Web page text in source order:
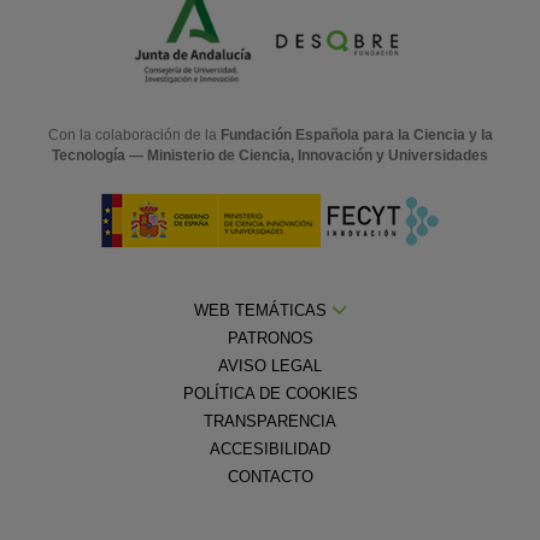
Con la colaboración de la Fundación Española para la Ciencia y la
Tecnología — Ministerio de Ciencia, Innovación y Universidades
WEB TEMÁTICAS
PATRONOS
AVISO LEGAL
POLÍTICA DE COOKIES
TRANSPARENCIA
ACCESIBILIDAD
CONTACTO